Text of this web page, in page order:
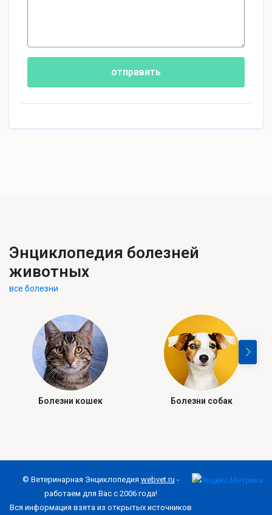
отправить
Энциклопедия болезней
животных
все болезни
Болезни кошек Болезни собак
© Ветеринарная Энциклопедия webvet.ru -
работаем для Вас с 2006 года!
Вся информация взята из открытых источников